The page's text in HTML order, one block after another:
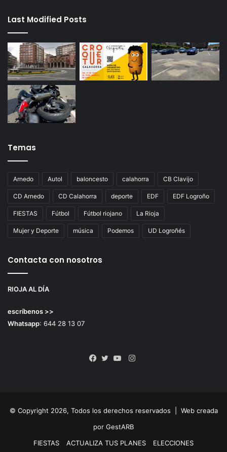
Last Modified Posts
Temas
Arnedo Autol baloncesto calahorra CB Clavijo
CD Arnedo CD Calahorra deporte EDF EDF Logroño
FIESTAS Fútbol Fútbol riojano La Rioja
Mujer y Deporte música Podemos UD Logroñés
Contacta con nosotros
RIOJA AL DÍA
escríbenos >>
Whatsapp: 644 28 13 07
Instagram
© Copyright 2026, Todos los derechos reservados | Web creada
por GestARB
FIESTAS
ACTUALIZA TUS PLANES ELECCIONES